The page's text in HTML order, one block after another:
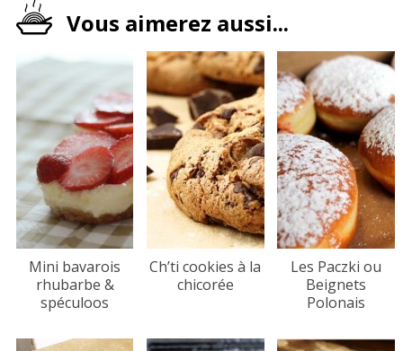
Vous aimerez aussi...
Mini bavarois
rhubarbe &
spéculoos
Ch’ti cookies à la
chicorée
Les Paczki ou
Beignets
Polonais